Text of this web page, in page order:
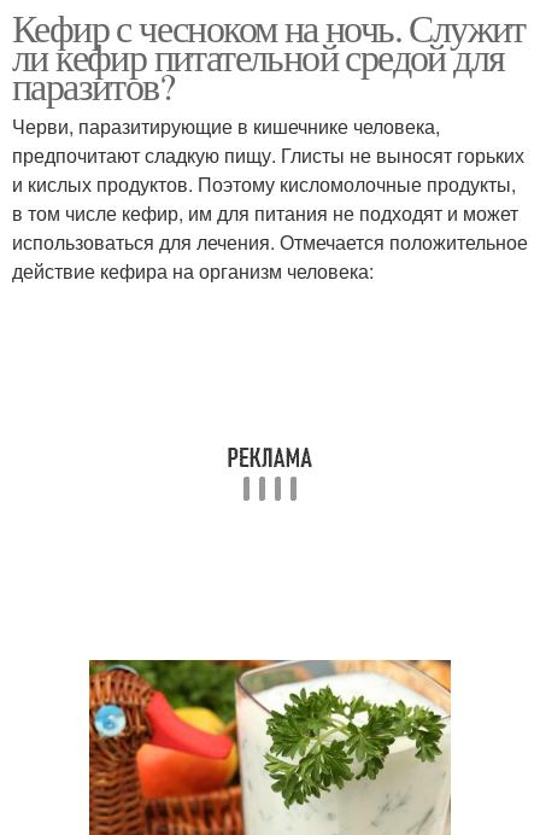
Кефир с чесноком на ночь. Служит
ли кефир питательной средой для
паразитов?
Черви, паразитирующие в кишечнике человека,
предпочитают сладкую пищу. Глисты не выносят горьких
и кислых продуктов. Поэтому кисломолочные продукты,
в том числе кефир, им для питания не подходят и может
использоваться для лечения. Отмечается положительное
действие кефира на организм человека: